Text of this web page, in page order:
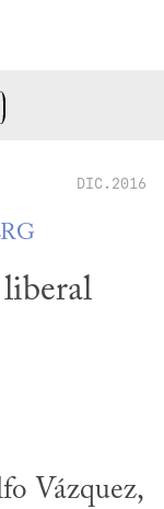
DIC.2016
Reseña del libro de Rodolfo Vázquez,